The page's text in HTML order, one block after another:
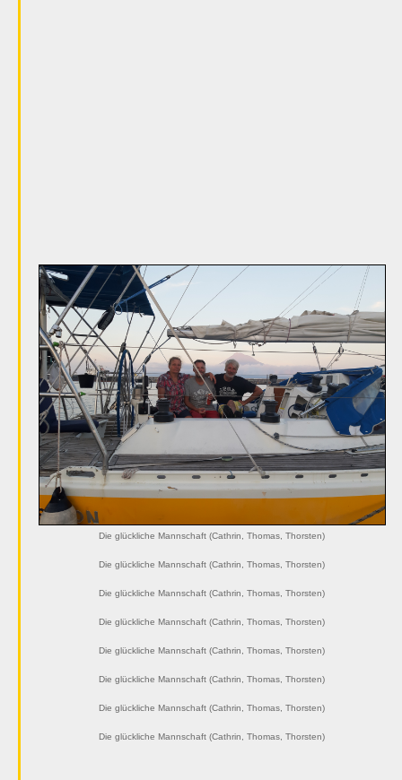
Die glückliche Mannschaft (Cathrin, Thomas, Thorsten)
Die glückliche Mannschaft (Cathrin, Thomas, Thorsten)
Die glückliche Mannschaft (Cathrin, Thomas, Thorsten)
Die glückliche Mannschaft (Cathrin, Thomas, Thorsten)
Die glückliche Mannschaft (Cathrin, Thomas, Thorsten)
Die glückliche Mannschaft (Cathrin, Thomas, Thorsten)
Die glückliche Mannschaft (Cathrin, Thomas, Thorsten)
Die glückliche Mannschaft (Cathrin, Thomas, Thorsten)